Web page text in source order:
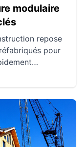
modulaire
repose
pour
de
flexibilité, bien
et en termes
démontrent
dans divers